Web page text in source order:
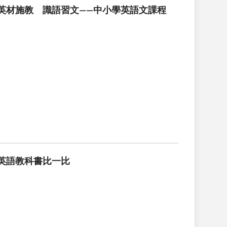
材施教 識語習文——中小學英語文課程
語教科書比一比